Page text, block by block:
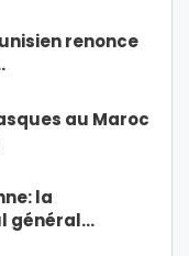
renonce
au Maroc
la
général…